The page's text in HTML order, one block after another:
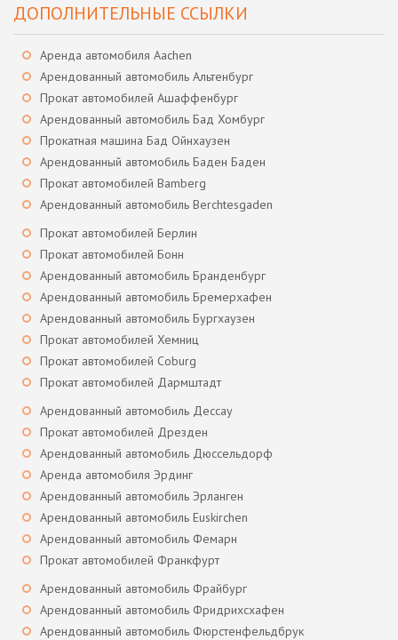
ДОПОЛНИТЕЛЬНЫЕ ССЫЛКИ
Аренда автомобиля Aachen
Арендованный автомобиль Альтенбург
Прокат автомобилей Ашаффенбург
Арендованный автомобиль Бад Хомбург
Прокатная машина Бад Ойнхаузен
Арендованный автомобиль Баден Баден
Прокат автомобилей Bamberg
Арендованный автомобиль Berchtesgaden
Прокат автомобилей Берлин
Прокат автомобилей Бонн
Арендованный автомобиль Бранденбург
Арендованный автомобиль Бремерхафен
Арендованный автомобиль Бургхаузен
Прокат автомобилей Хемниц
Прокат автомобилей Coburg
Прокат автомобилей Дармштадт
Арендованный автомобиль Дессау
Прокат автомобилей Дрезден
Арендованный автомобиль Дюссельдорф
Аренда автомобиля Эрдинг
Арендованный автомобиль Эрланген
Арендованный автомобиль Euskirchen
Арендованный автомобиль Фемарн
Прокат автомобилей Франкфурт
Арендованный автомобиль Фрайбург
Арендованный автомобиль Фридрихсхафен
Арендованный автомобиль Фюрстенфельдбрук